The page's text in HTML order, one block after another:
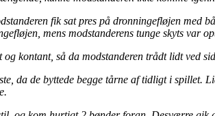
fik sat pres på dronningefløjen med
mens modstanderens tunge skyts var
kontant, så da modstanderen trådt lidt ved
da de byttede begge tårne af tidligt i spillet.